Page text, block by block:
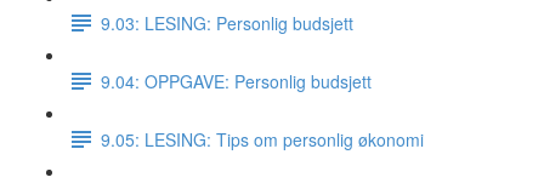
9.03: LESING: Personlig budsjett
9.04: OPPGAVE: Personlig budsjett
9.05: LESING: Tips om personlig økonomi